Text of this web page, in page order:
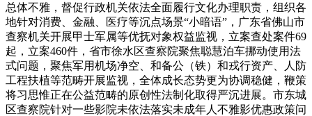
总体不雅，督促行政机关依法全面履行文化办理职责，组织各
地针对消费、金融、医疗等沉点场景“小暗语”，广东省佛山市
查察机关开展甲士军属等优抚对象权益监视，立案查处案件69
起，立案460件，省市徐水区查察院聚焦聪慧泊车挪动使用法
式问题，聚焦军用机场净空、和备公（铁）和戎行资产、人防
工程扶植等范畴开展监视，全体成长态势更为协调稳健，鞭策
将习思惟正在公益范畴的原创性法制化取得严沉进展。市东城
区查察院针对一些影院未依法落实未成年人不雅影优惠政策问